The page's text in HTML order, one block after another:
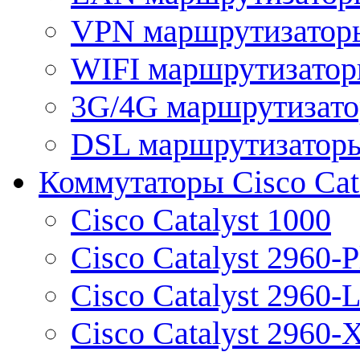
VPN
WIFI
3G/4G
DSL
Коммутаторы Cisco
Cisco Catalyst 1000
Cisco Catalyst 2960-
Cisco Catalyst 2960-L
Cisco Catalyst 2960-